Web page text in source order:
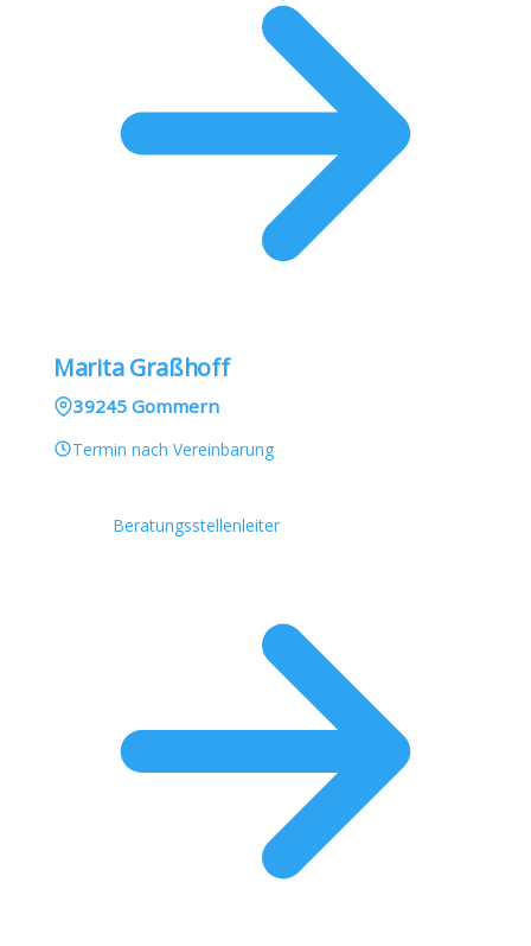
Marita Graßhoff
39245 Gommern
Termin nach Vereinbarung
Beratungsstellenleiter